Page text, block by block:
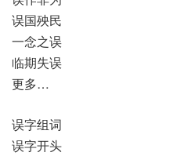
误国殃民
一念之误
临期失误
更多…
误字组词
误字开头